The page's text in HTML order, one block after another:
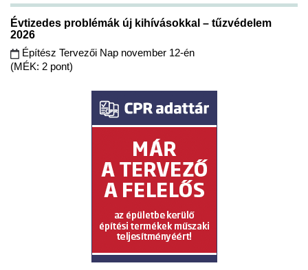
Évtizedes problémák új kihívásokkal – tűzvédelem
2026
Építész Tervezői Nap november 12-én
(MÉK: 2 pont)